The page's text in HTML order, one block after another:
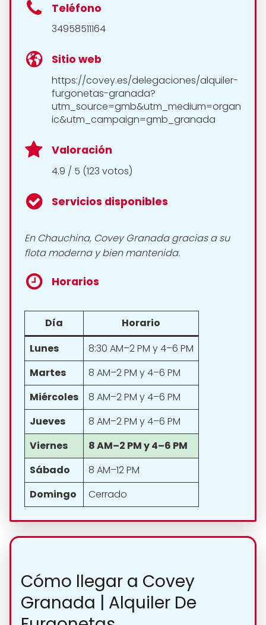
Teléfono
34958511164
Sitio web
https://covey.es/delegaciones/alquiler-
furgonetas-granada?
utm_source=gmb&utm_medium=organ
ic&utm_campaign=gmb_granada
Valoración
4.9 / 5 (123 votos)
Servicios disponibles
En Chauchina, Covey Granada gracias a su
flota moderna y bien mantenida.
Horarios
Día
Horario
Lunes
8:30 AM–2 PM y 4–6 PM
Martes
8 AM–2 PM y 4–6 PM
Miércoles
8 AM–2 PM y 4–6 PM
Jueves
8 AM–2 PM y 4–6 PM
Viernes
8 AM–2 PM y 4–6 PM
Sábado
8 AM–12 PM
Domingo
Cerrado
Cómo llegar a Covey
Granada | Alquiler De